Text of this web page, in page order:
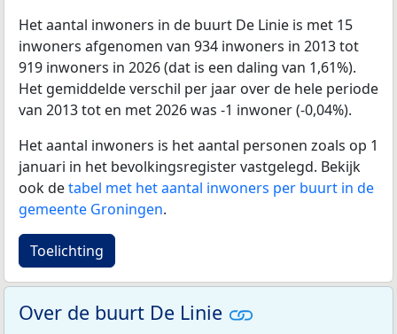
Het aantal inwoners in de buurt De Linie is met 15
inwoners afgenomen van 934 inwoners in 2013 tot
919 inwoners in 2026 (dat is een daling van 1,61%).
Het gemiddelde verschil per jaar over de hele periode
van 2013 tot en met 2026 was -1 inwoner (-0,04%).
Het aantal inwoners is het aantal personen zoals op 1
januari in het bevolkingsregister vastgelegd. Bekijk
ook detabel met het aantal inwoners per buurt in de
gemeente Groningen.
Toelichting
Over de buurt De Linie